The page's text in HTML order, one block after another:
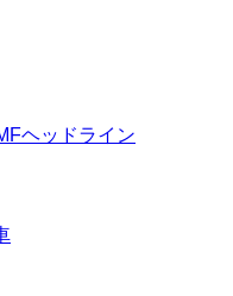
ヘッドライン